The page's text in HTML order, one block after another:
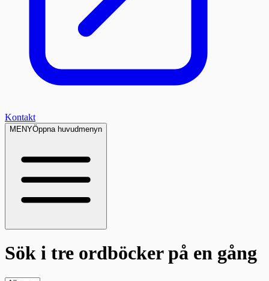
Kontakt
MENYÖppna huvudmenyn
Sök i tre ordböckerpå en gång